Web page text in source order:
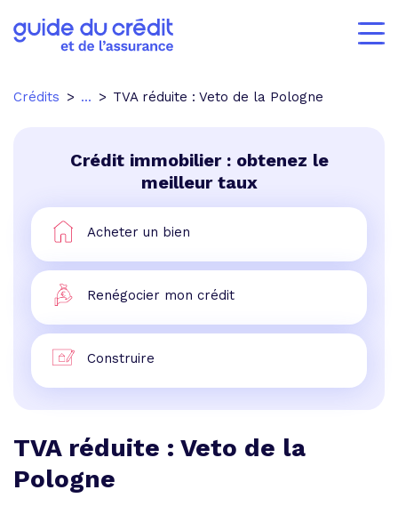
Crédits ... TVA réduite : Veto de la Pologne
Crédit immobilier : obtenez le
meilleur taux
Acheter un bien
Renégocier mon crédit
Construire
TVA réduite : Veto de la
Pologne